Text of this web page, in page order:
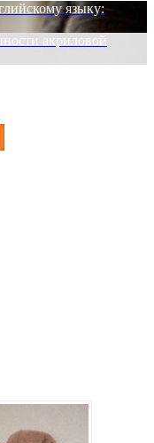
языку:
акриловой